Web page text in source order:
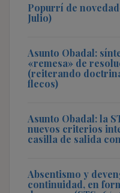
Popurrí de
Julio)
Asunto Obadal:
«remesa» de
(reiterando
flecos)
Asunto Obadal: la
nuevos criterios
casilla de salida
Absentismo y
continuidad, en